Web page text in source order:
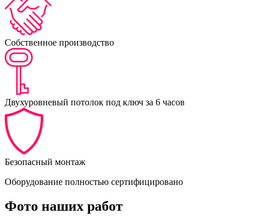
Собственное производство
Двухуровневый потолок под ключ за 6 часов
Безопасный монтаж
Оборудование полностью сертифицировано
Фото наших работ